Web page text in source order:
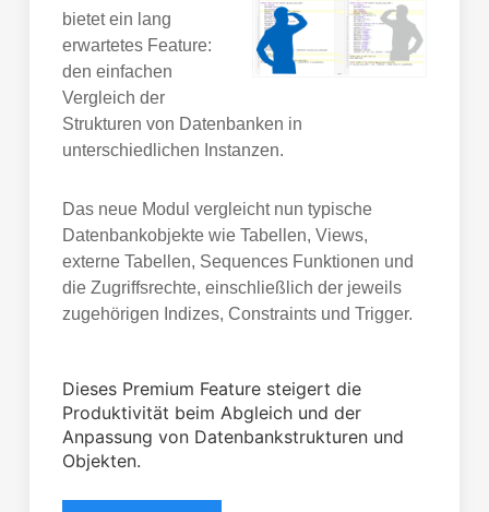
bietet ein lang
erwartetes Feature:
den einfachen
Vergleich der
Strukturen von Datenbanken in
unterschiedlichen Instanzen.
Das neue Modul vergleicht nun typische
Datenbankobjekte wie Tabellen, Views,
externe Tabellen, Sequences Funktionen und
die Zugriffsrechte, einschließlich der jeweils
zugehörigen Indizes, Constraints und Trigger.
Dieses Premium Feature steigert die
Produktivität beim Abgleich und der
Anpassung von Datenbankstrukturen und
Objekten.